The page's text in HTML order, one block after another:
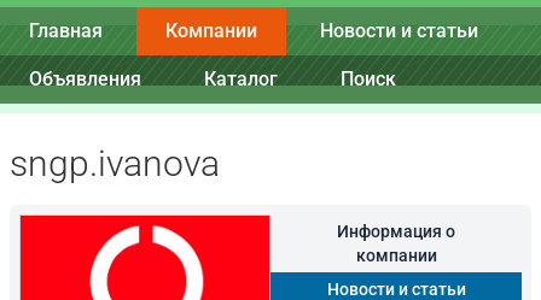
Главная Компании Новости и статьи
Объявления Каталог Поиск
sngp.ivanova
Информация о
компании
Новости и статьи